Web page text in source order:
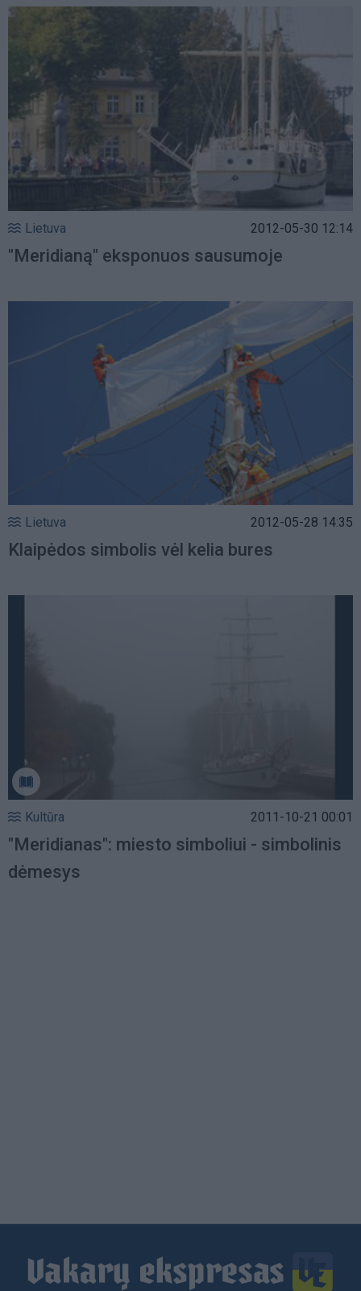
Lietuva 2012-05-30 12:14
"Meridianą" eksponuos sausumoje
Lietuva 2012-05-28 14:35
Klaipėdos simbolis vėl kelia bures
Kultūra 2011-10-21 00:01
"Meridianas": miesto simboliui - simbolinis
dėmesys